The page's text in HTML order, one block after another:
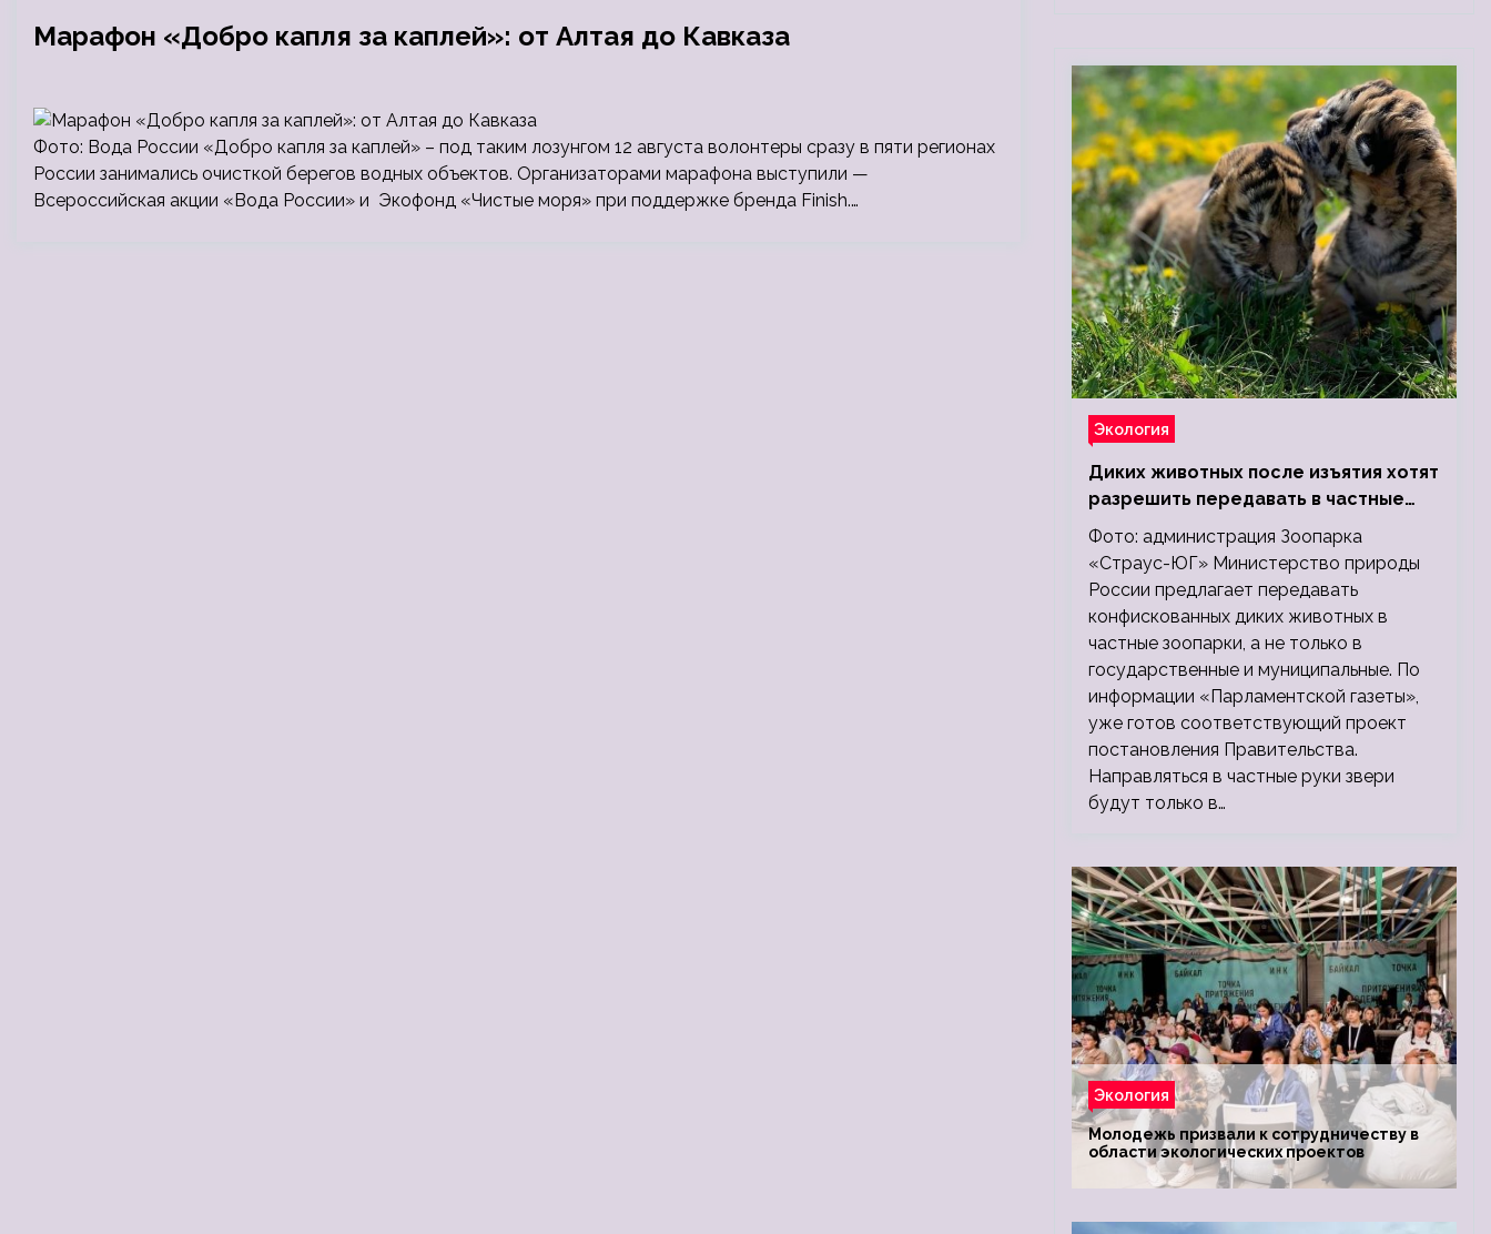
Марафон «Добро капля за каплей»: от Алтая до Кавказа
Фото: Вода России «Добро капля за каплей» – под таким лозунгом 12 августа волонтеры сразу в пяти регионах
России занимались очисткой берегов водных объектов. Организаторами марафона выступили —
Всероссийская акции «Вода России» и Экофонд «Чистые моря» при поддержке бренда Finish.…
Экология
Диких животных после изъятия хотят
разрешить передавать в частные
зоопарки
Фото: администрация Зоопарка
«Страус-ЮГ» Министерство природы
России предлагает передавать
конфискованных диких животных в
частные зоопарки, а не только в
государственные и муниципальные. По
информации «Парламентской газеты»,
уже готов соответствующий проект
постановления Правительства.
Направляться в частные руки звери
будут только в…
Экология
Молодежь призвали к сотрудничеству в
области экологических проектов